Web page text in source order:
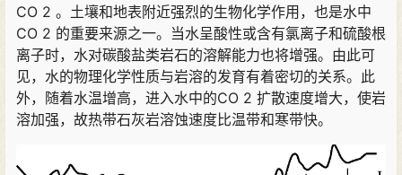
CO 2 。土壤和地表附近强烈的生物化学作用，也是水中
CO 2 的重要来源之一。当水呈酸性或含有氯离子和硫酸根
离子时，水对碳酸盐类岩石的溶解能力也将增强。由此可
见，水的物理化学性质与岩溶的发育有着密切的关系。此
外，随着水温增高，进入水中的CO 2 扩散速度增大，使岩
溶加强，故热带石灰岩溶蚀速度比温带和寒带快。